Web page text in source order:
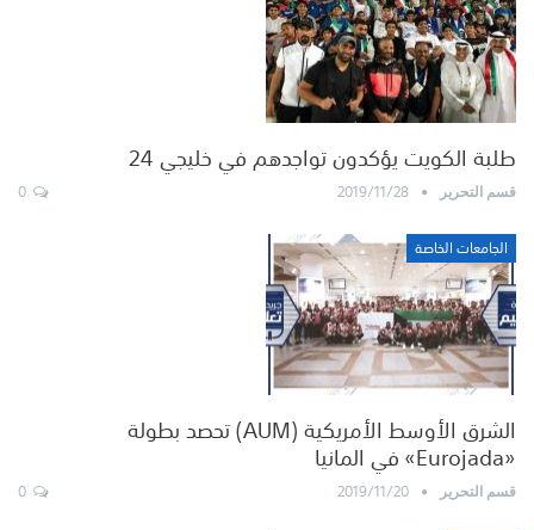
طلبة الكويت يؤكدون تواجدهم في خليجي 24
قسم التحرير 2019/11/28
الجامعات الخاصة
الشرق الأوسط الأمريكية (AUM) تحصد بطولة
«Eurojada» في المانيا
قسم التحرير 2019/11/20